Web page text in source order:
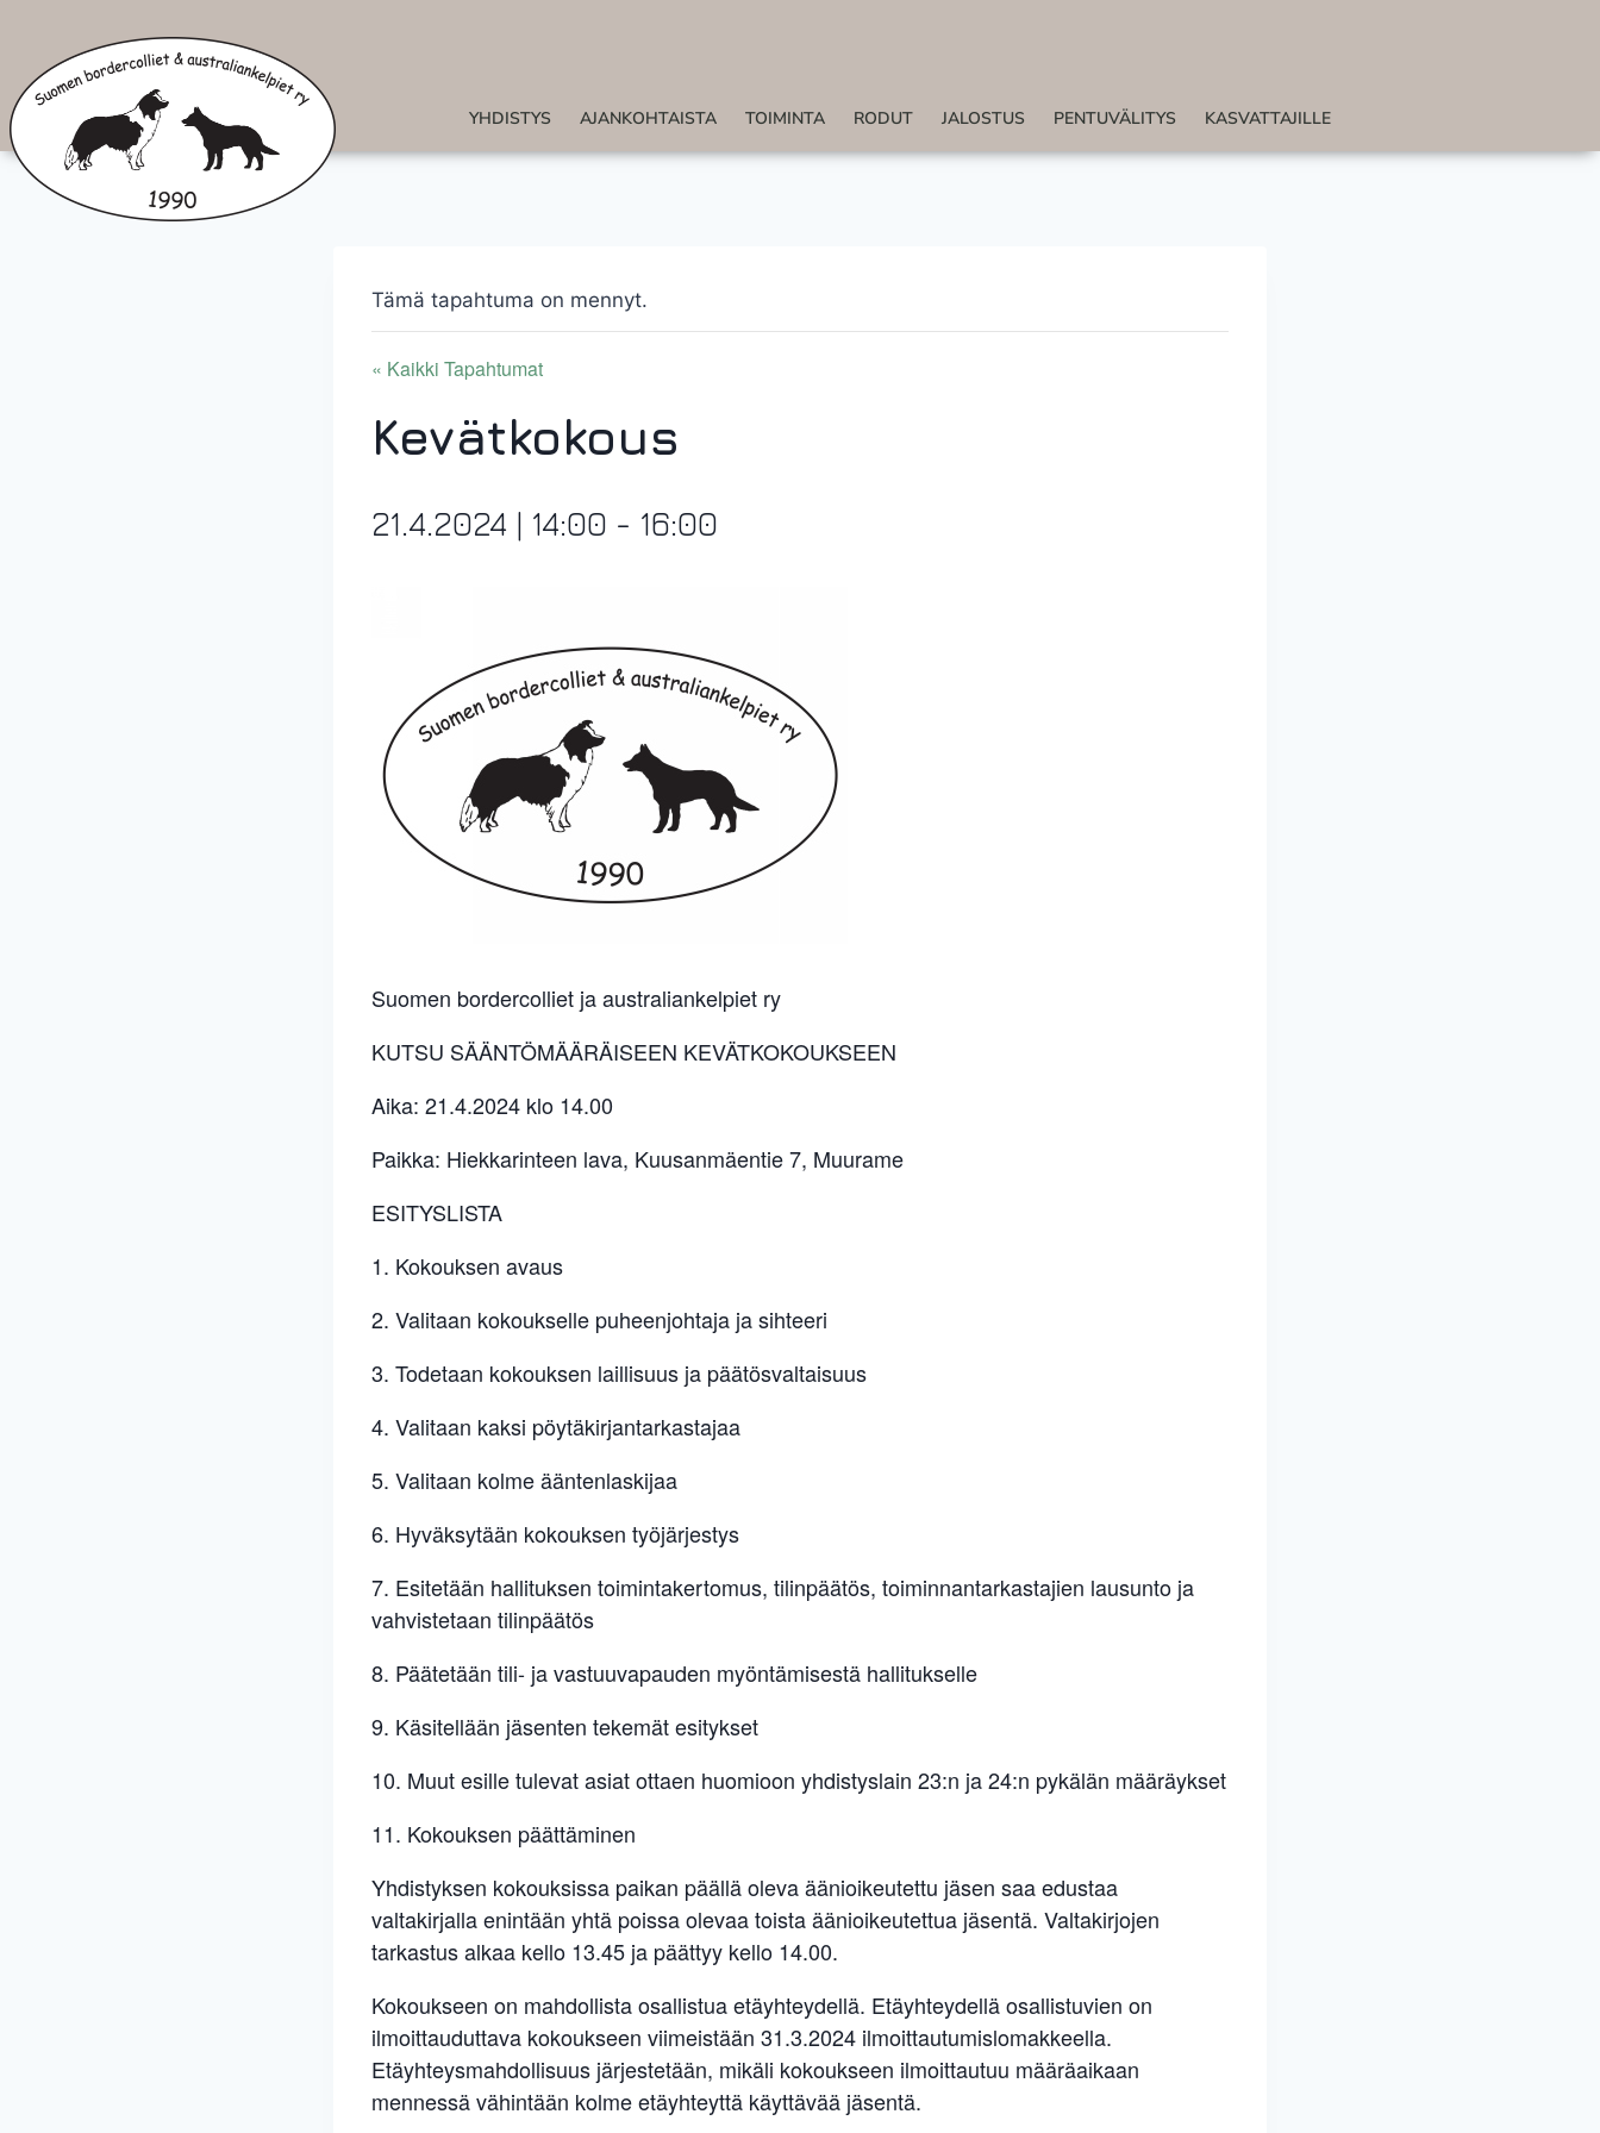
YHDISTYS AJANKOHTAISTA TOIMINTA RODUT JALOSTUS PENTUVÄLITYS KASVATTAJILLE
Tämä tapahtuma on mennyt.
« Kaikki Tapahtumat
Kevätkokous
21.4.2024 | 14:00 - 16:00
Suomen bordercolliet ja australiankelpiet ry
KUTSU SÄÄNTÖMÄÄRÄISEEN KEVÄTKOKOUKSEEN
Aika: 21.4.2024 klo 14.00
Paikka: Hiekkarinteen lava, Kuusanmäentie 7, Muurame
ESITYSLISTA
1. Kokouksen avaus
2. Valitaan kokoukselle puheenjohtaja ja sihteeri
3. Todetaan kokouksen laillisuus ja päätösvaltaisuus
4. Valitaan kaksi pöytäkirjantarkastajaa
5. Valitaan kolme ääntenlaskijaa
6. Hyväksytään kokouksen työjärjestys
7. Esitetään hallituksen toimintakertomus, tilinpäätös, toiminnantarkastajien lausunto ja
vahvistetaan tilinpäätös
8. Päätetään tili- ja vastuuvapauden myöntämisestä hallitukselle
9. Käsitellään jäsenten tekemät esitykset
10. Muut esille tulevat asiat ottaen huomioon yhdistyslain 23:n ja 24:n pykälän määräykset
11. Kokouksen päättäminen
Yhdistyksen kokouksissa paikan päällä oleva äänioikeutettu jäsen saa edustaa
valtakirjalla enintään yhtä poissa olevaa toista äänioikeutettua jäsentä. Valtakirjojen
tarkastus alkaa kello 13.45 ja päättyy kello 14.00.
Kokoukseen on mahdollista osallistua etäyhteydellä. Etäyhteydellä osallistuvien on
ilmoittauduttava kokoukseen viimeistään 31.3.2024 ilmoittautumislomakkeella.
Etäyhteysmahdollisuus järjestetään, mikäli kokoukseen ilmoittautuu määräaikaan
mennessä vähintään kolme etäyhteyttä käyttävää jäsentä.